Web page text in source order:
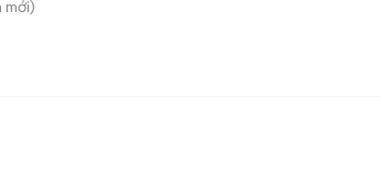
mới)